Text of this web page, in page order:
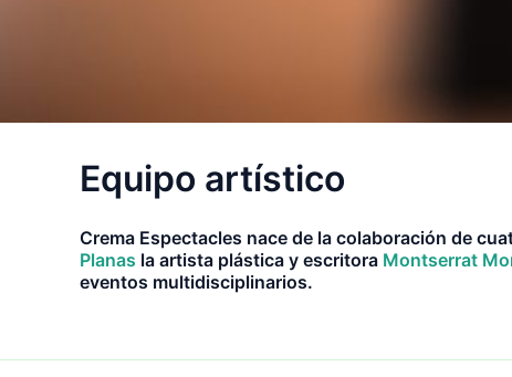
Equipo artístico
Crema Espectacles nace de la colaboración de
Planas la artista plástica y escritora Montserrat
eventos multidisciplinarios.